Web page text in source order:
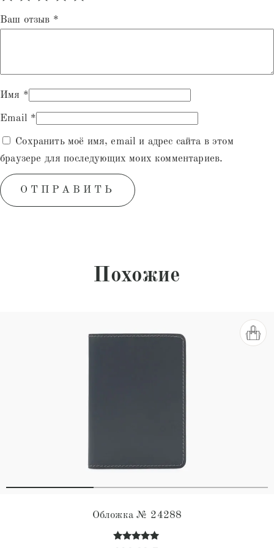
Ваш отзыв *
Имя *
Email *
Сохранить моё имя, email и адрес сайта в этом
браузере для последующих моих комментариев.
Похожие
Обложка № 24288